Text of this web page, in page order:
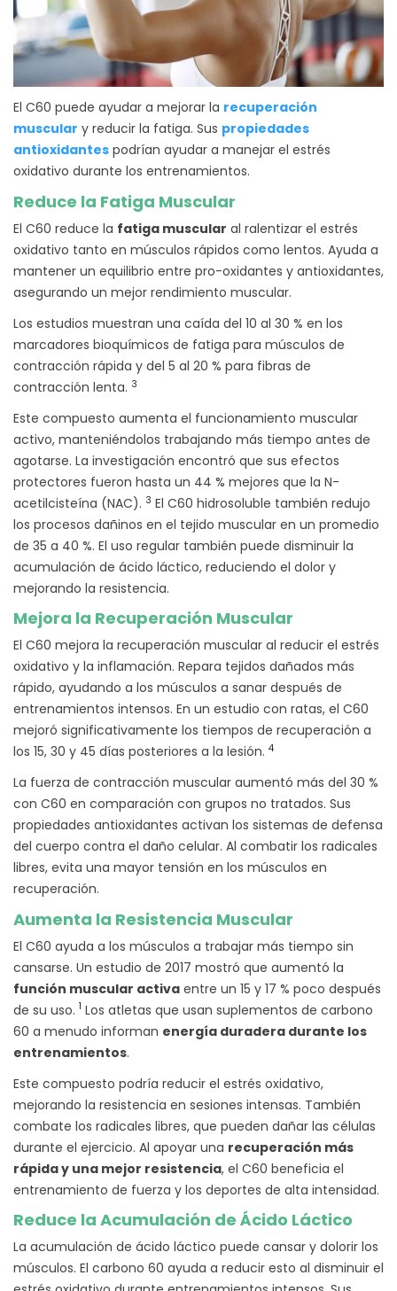
El C60 puede ayudar a mejorar la recuperación
muscular y reducir la fatiga. Sus propiedades
antioxidantes podrían ayudar a manejar el estrés
oxidativo durante los entrenamientos.
Reduce la Fatiga Muscular
El C60 reduce la fatiga muscular al ralentizar el estrés
oxidativo tanto en músculos rápidos como lentos. Ayuda a
mantener un equilibrio entre pro-oxidantes y antioxidantes,
asegurando un mejor rendimiento muscular.
Los estudios muestran una caída del 10 al 30 % en los
marcadores bioquímicos de fatiga para músculos de
contracción rápida y del 5 al 20 % para fibras de
contracción lenta. 3
Este compuesto aumenta el funcionamiento muscular
activo, manteniéndolos trabajando más tiempo antes de
agotarse. La investigación encontró que sus efectos
protectores fueron hasta un 44 % mejores que la N-
acetilcisteína (NAC). 3 El C60 hidrosoluble también redujo
los procesos dañinos en el tejido muscular en un promedio
de 35 a 40 %. El uso regular también puede disminuir la
acumulación de ácido láctico, reduciendo el dolor y
mejorando la resistencia.
Mejora la Recuperación Muscular
El C60 mejora la recuperación muscular al reducir el estrés
oxidativo y la inflamación. Repara tejidos dañados más
rápido, ayudando a los músculos a sanar después de
entrenamientos intensos. En un estudio con ratas, el C60
mejoró significativamente los tiempos de recuperación a
los 15, 30 y 45 días posteriores a la lesión. 4
La fuerza de contracción muscular aumentó más del 30 %
con C60 en comparación con grupos no tratados. Sus
propiedades antioxidantes activan los sistemas de defensa
del cuerpo contra el daño celular. Al combatir los radicales
libres, evita una mayor tensión en los músculos en
recuperación.
Aumenta la Resistencia Muscular
El C60 ayuda a los músculos a trabajar más tiempo sin
cansarse. Un estudio de 2017 mostró que aumentó la
función muscular activa entre un 15 y 17 % poco después
de su uso. 1 Los atletas que usan suplementos de carbono
60 a menudo informan energía duradera durante los
entrenamientos.
Este compuesto podría reducir el estrés oxidativo,
mejorando la resistencia en sesiones intensas. También
combate los radicales libres, que pueden dañar las células
durante el ejercicio. Al apoyar una recuperación más
rápida y una mejor resistencia, el C60 beneficia el
entrenamiento de fuerza y los deportes de alta intensidad.
Reduce la Acumulación de Ácido Láctico
La acumulación de ácido láctico puede cansar y dolorir los
músculos. El carbono 60 ayuda a reducir esto al disminuir el